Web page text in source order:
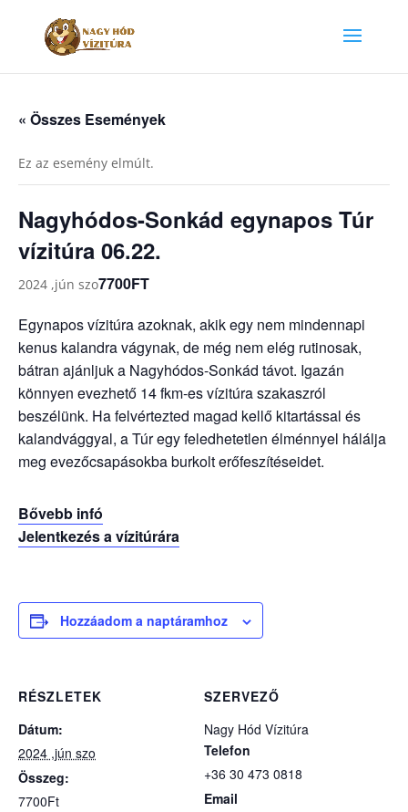
« Összes Események
Ez az esemény elmúlt.
Nagyhódos-Sonkád egynapos Túr
vízitúra 06.22.
2024 ,jún szo7700FT
Egynapos vízitúra azoknak, akik egy nem mindennapi
kenus kalandra vágynak, de még nem elég rutinosak,
bátran ajánljuk a Nagyhódos-Sonkád távot. Igazán
könnyen evezhető 14 fkm-es vízitúra szakaszról
beszélünk. Ha felvértezted magad kellő kitartással és
kalandvággyal, a Túr egy feledhetetlen élménnyel hálálja
meg evezőcsapásokba burkolt erőfeszítéseidet.
Bővebb infó
Jelentkezés a vízitúrára
Hozzáadom a naptáramhoz
RÉSZLETEK
Dátum:
2024 ,jún szo
Összeg:
7700Ft
SZERVEZŐ
Nagy Hód Vízitúra
Telefon
+36 30 473 0818
Email